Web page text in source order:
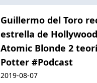
Guillermo del Toro
estrella de
Atomic Blonde 2
Potter #Podcast
2019-08-07